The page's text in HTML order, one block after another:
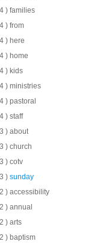
) families
) from
) here
) home
) kids
) ministries
) pastoral
) staff
) about
) church
) cotv
) sunday
) accessibility
) annual
) arts
) baptism